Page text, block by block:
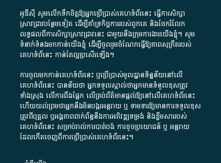
អូឌីស៊ី សូមលើកទឹកចិត្តឱ្យអ្នកប្រើប្រាស់គេហទំព័រនេះ ធ្វើការសិក្សា
ស្រាវជ្រាវបន្ថែមទៀត ដើម្បីគាំទ្រកិច្ចការ​របស់ពួកគេ និងចែករំលែក
លទ្ធផលពីការសិក្សាស្រាវជ្រាវនេះ ជាមួយនឹងក្រុមការងារយើងខ្ញុំ។ សូម
ទំនាក់ទំនងមកកាន់យើងខ្ញុំ ដើម្បីចូលរួមចំណែកធ្វើឱ្យភាពសុក្រឹតរបស់
គេហទំព័នេះ កាន់តែល្អប្រសើរឡើង។
ការចូលមកកាន់គេហទំព័រនេះ ឬប្រើប្រាស់មូលដ្ឋានទិន្នន័យនៅលើ
គេហទំព័រនេះ បានន័យថា អ្នកទទួលស្គាល់ថាអ្នកមានទំនួលខុសត្រូវ
ទាំងស្រុង លើការពឹងផ្អែក លើគ្រប់ព័ត៌មានផ្តល់ឱ្យនៅលើគេហទំព័រនេះ
ហើយយល់ព្រមថាអ្នកនឹងមិនបង្ករអន្តរាយ ឬ ទាមទារ​ឱ្យមានការទទួលខុស​
ត្រូវពីបុគ្គល ឬអង្គភាពពាក់ព័ន្ធនឹងការអភិវឌ្ឍទម្រង់ និងខ្លឹមសាររបស់
គេហទំព័រនេះ សម្រាប់រាល់ការបាត់បង់ ការខូចប្រយោជន៍ ឬ អន្តរាយ
ដែលកើតចេញពីការប្រើប្រាស់គេហទំព័រនេះ។